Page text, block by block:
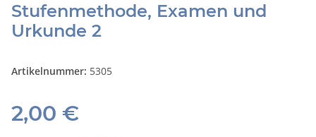
Stufenmethode, Examen und
Urkunde 2
Artikelnummer: 5305
2,00 €